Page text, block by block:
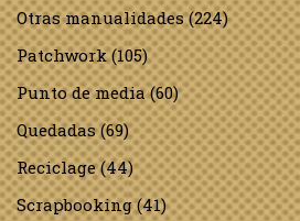
Otras manualidades(224)
Patchwork(105)
Punto de media(60)
Quedadas(69)
Reciclage(44)
Scrapbooking(41)